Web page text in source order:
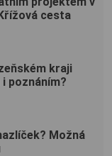
cesta
kraji
poznáním?
Možná